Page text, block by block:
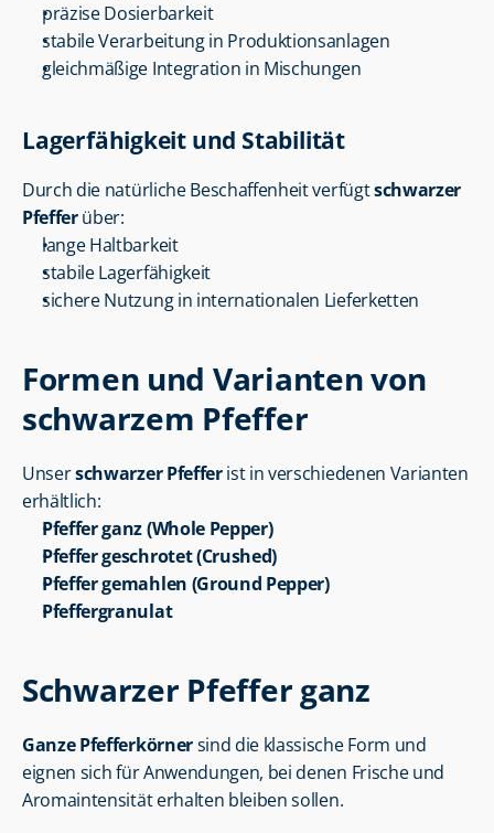
präzise Dosierbarkeit
stabile Verarbeitung in Produktionsanlagen
gleichmäßige Integration in Mischungen
Lagerfähigkeit und Stabilität
Durch die natürliche Beschaffenheit verfügt schwarzer
Pfeffer über:
lange Haltbarkeit
stabile Lagerfähigkeit
sichere Nutzung in internationalen Lieferketten
Formen und Varianten von
schwarzem Pfeffer
Unser schwarzer Pfeffer ist in verschiedenen Varianten
erhältlich:
Pfeffer ganz (Whole Pepper)
Pfeffer geschrotet (Crushed)
Pfeffer gemahlen (Ground Pepper)
Pfeffergranulat
Schwarzer Pfeffer ganz
Ganze Pfefferkörner sind die klassische Form und
eignen sich für Anwendungen, bei denen Frische und
Aromaintensität erhalten bleiben sollen.